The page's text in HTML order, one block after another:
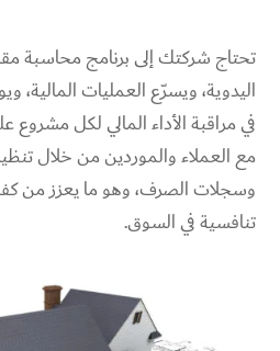
تحتاج شركتك إلى برنامج محاسبة
اليدوية، ويسرّع العمليات المالية،
في مراقبة الأداء المالي لكل
مع العملاء والموردين من خلال
وسجلات الصرف، وهو ما يعزز من
تنافسية في السوق.